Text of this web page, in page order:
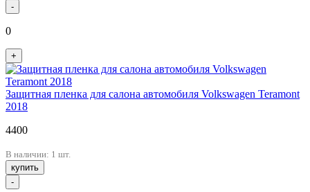
-
0
+
Защитная пленка для салона автомобиля Volkswagen Teramont
2018
4400
В наличии: 1 шт.
купить
-